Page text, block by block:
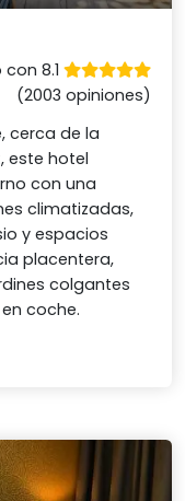
8.1
(2003 opiniones)
cerca de la
este hotel
con una
climatizadas,
y espacios
placentera,
colgantes
coche.